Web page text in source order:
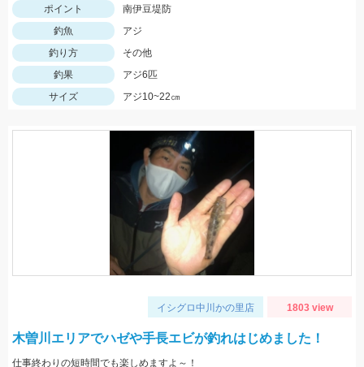
ポイント
南伊豆堤防
釣魚
アジ
釣り方
その他
釣果
アジ6匹
サイズ
アジ10~22㎝
イシグロ中川かの里店 1803 view
木曽川エリアでハゼや手長エビが釣れはじめました！
仕事終わりの短時間でも楽しめますよ～！